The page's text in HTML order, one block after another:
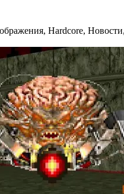
, Hardcore, Новости,